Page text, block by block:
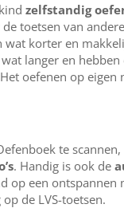
zelfstandig
toetsen van
wat korter en
langer en
oefenen op
te
. Handig is ook de
op een
de LVS-toetsen.